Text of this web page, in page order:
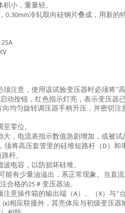
小．重量轻。
0.30mm冷轧取向硅钢片叠成，用新的
25A
注意，使用该试验变压器时必须将“
动按钮，红色指示灯亮，表示变压器
向均匀旋转调压器手柄升压，并密切
零位。
大，电流表指示数值急剧增加，或被
须将高压套管里的硅堆短路杆（D ）和
杆。
波电容，以防损坏硅堆。
能有少量油溢出，系正常现象。当直
合格的25 ＃变压器油。
注意操作箱的输出端（A）、（X）与*
(x)相应联接外，其壳体应与初级变压器